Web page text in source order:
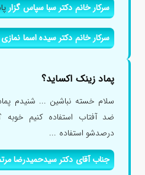
سرکار خانم دکتر سبا سپاس گزار
سرکار خانم دکتر سیده اسما نمازی
پماد زینک اکساید؟
سلام خسته نباشین ... شنیدم
ضد آفتاب استفاده کنیم
درصدشو استفاده ...
جناب آقای دکتر سیدحمیدرضا